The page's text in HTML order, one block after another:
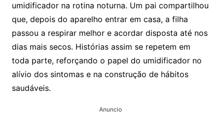
umidificador na rotina noturna. Um pai compartilhou
que, depois do aparelho entrar em casa, a filha
passou a respirar melhor e acordar disposta até nos
dias mais secos. Histórias assim se repetem em
toda parte, reforçando o papel do umidificador no
alívio dos sintomas e na construção de hábitos
saudáveis.
Anuncio